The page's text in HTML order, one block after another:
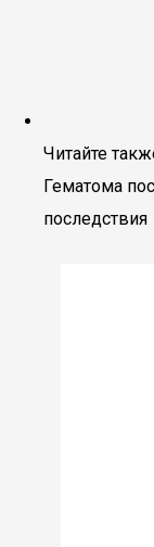
Читайте
Гематома
последствия